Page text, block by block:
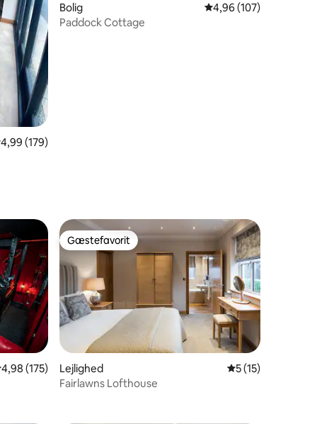
omtaler
ud af 5 i gennemsnitlig bedømmelse, 179 omtaler
4,99 (179)
Bolig 4,96 ud af 5 i
4,96 (107)
Paddock Cottage
ud af 5 i gennemsnitlig bedømmelse, 175 omtaler
4,98 (175)
Gæstefavorit
Gæstefavorit
Lejlighed 5 ud af 5 i
5 (15)
Fairlawns Lofthouse